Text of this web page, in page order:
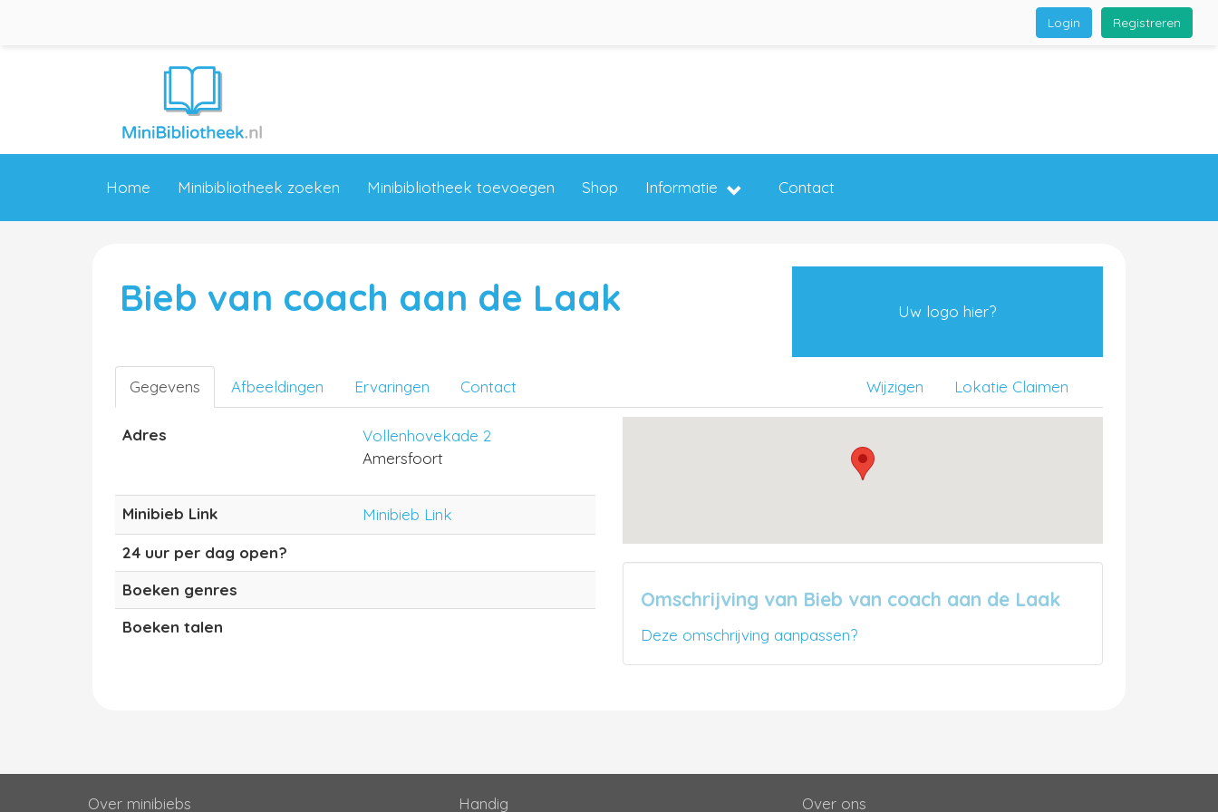
Registreren
Login
Home Minibibliotheek zoeken Minibibliotheek toevoegen Shop Informatie Contact
Bieb van coach aan de Laak Uw logo hier?
Gegevens Afbeeldingen Ervaringen Contact Lokatie Claimen
Wijzigen
Adres
Vollenhovekade 2
Amersfoort
Minibieb Link
Minibieb Link
24 uur per dag open?
Boeken genres
Boeken talen
Omschrijving van Bieb van coach aan de Laak
Deze omschrijving aanpassen?
Over minibiebs Handig Over ons